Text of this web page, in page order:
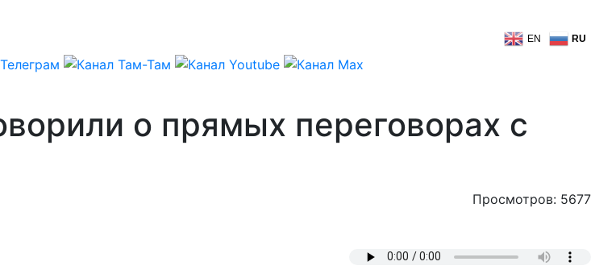
EN RU
о прямых переговорах с
Просмотров: 5677